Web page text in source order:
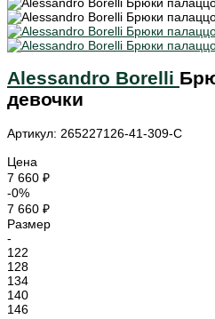
Alessandro Borelli
девочки
Артикул: 265227126-41-309-С
Цена
7 660 ₽
-0%
7 660 ₽
Размер
-
122
128
134
140
146